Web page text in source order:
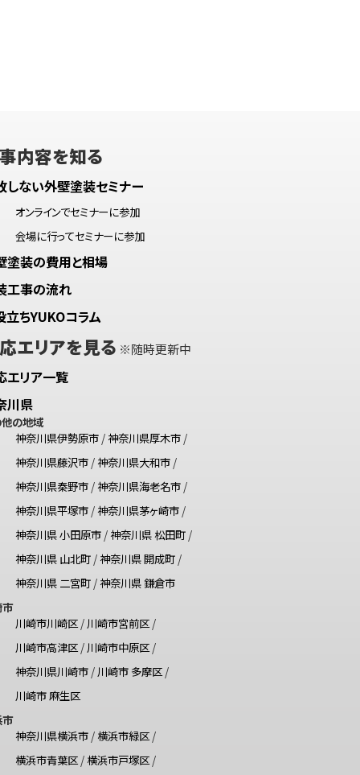
内容を知る
しない外壁塗装セミナー
オンラインでセミナーに参加
会場に行ってセミナーに参加
塗装の費用と相場
工事の流れ
立ちYUKOコラム
エリアを見る ※随時更新中
エリア一覧
川県
の地域
神奈川県伊勢原市/神奈川県厚木市/
神奈川県藤沢市/神奈川県大和市/
神奈川県秦野市/神奈川県海老名市/
神奈川県平塚市/神奈川県茅ヶ崎市/
神奈川県 小田原市/神奈川県 松田町/
神奈川県 山北町/神奈川県 開成町/
神奈川県 二宮町/神奈川県 鎌倉市
川崎市川崎区/川崎市宮前区/
川崎市高津区/川崎市中原区/
神奈川県川崎市/川崎市 多摩区/
川崎市 麻生区
神奈川県横浜市/ 横浜市緑区/
横浜市青葉区/ 横浜市戸塚区/